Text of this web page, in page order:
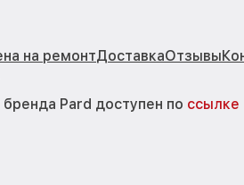
на ремонтДоставкаОтзывы
Pard доступен по ссылке